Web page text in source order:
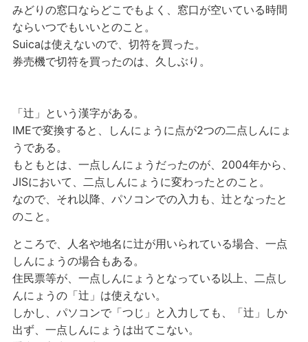
みどりの窓口ならどこでもよく、窓口が空いている時間
ならいつでもいいとのこと。
Suicaは使えないので、切符を買った。
券売機で切符を買ったのは、久しぶり。
「辻」という漢字がある。
IMEで変換すると、しんにょうに点が2つの二点しんにょ
うである。
もともとは、一点しんにょうだったのが、2004年から、
JISにおいて、二点しんにょうに変わったとのこと。
なので、それ以降、パソコンでの入力も、辻となったと
のこと。
ところで、人名や地名に辻が用いられている場合、一点
しんにょうの場合もある。
住民票等が、一点しんにょうとなっている以上、二点し
んにょうの「辻」は使えない。
しかし、パソコンで「つじ」と入力しても、「辻」しか
出ず、一点しんにょうは出てこない。